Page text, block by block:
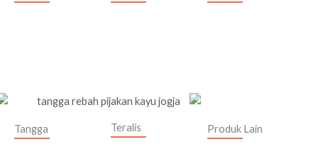
Tangga Teralis Produk Lain